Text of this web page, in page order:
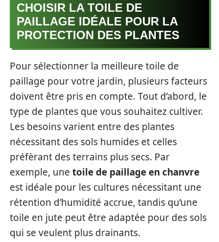
CHOISIR LA TOILE DE
PAILLAGE IDÉALE POUR LA
PROTECTION DES PLANTES
Pour sélectionner la meilleure toile de
paillage pour votre jardin, plusieurs facteurs
doivent être pris en compte. Tout d’abord, le
type de plantes que vous souhaitez cultiver.
Les besoins varient entre des plantes
nécessitant des sols humides et celles
préfèrant des terrains plus secs. Par
exemple, une toile de paillage en chanvre
est idéale pour les cultures nécessitant une
rétention d’humidité accrue, tandis qu’une
toile en jute peut être adaptée pour des sols
qui se veulent plus drainants.